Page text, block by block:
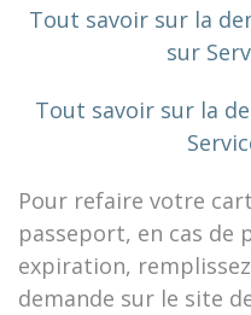
Tout savoir sur la
sur
Tout savoir sur la
Pour refaire votre
passeport, en cas de
expiration,
demande sur le site